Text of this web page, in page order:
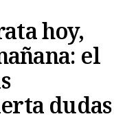
hoy,
el
dudas